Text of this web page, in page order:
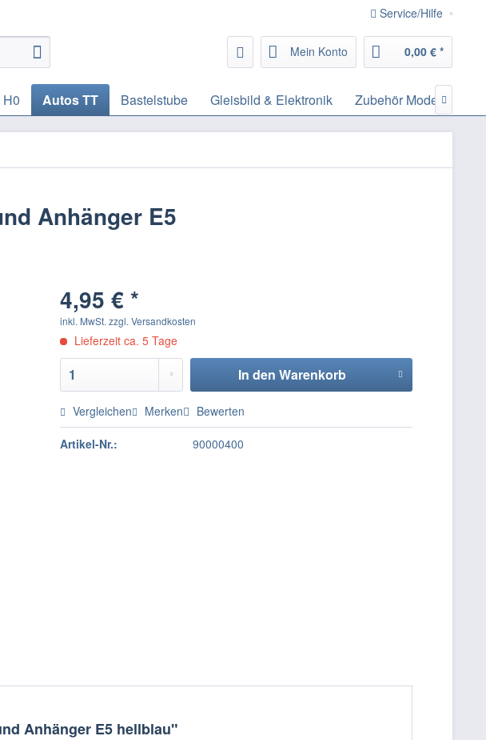
Service/Hilfe
Mein Konto 0,00 € *
Autos TT Bastelstube Gleisbild & Elektronik Zubehör 
Anhänger E5
4,95 € *
inkl. MwSt.zzgl. Versandkosten
Lieferzeit ca. 5 Tage
In den Warenkorb
Vergleichen Merken Bewerten
Artikel-Nr.: 90000400
Anhänger E5 hellblau"